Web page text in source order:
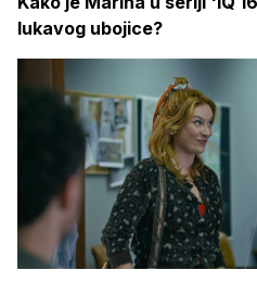
lukavog ubojice?